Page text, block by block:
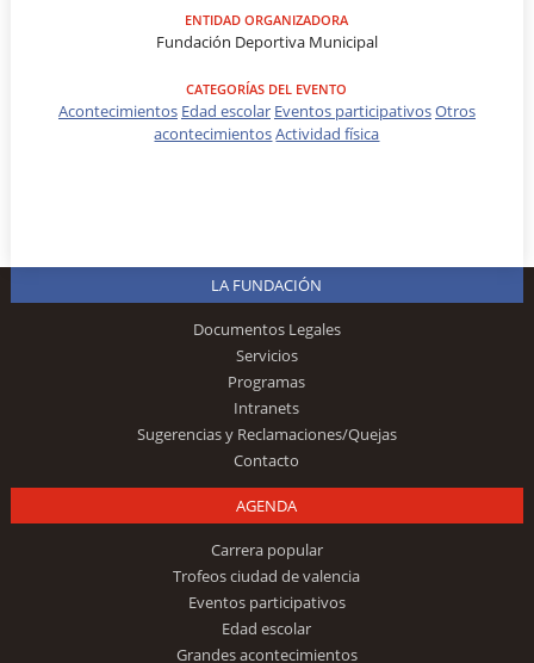
ENTIDAD ORGANIZADORA
Fundación Deportiva Municipal
CATEGORÍAS DEL EVENTO
Acontecimientos Edad escolar Eventos participativosOtros
acontecimientosActividad física
LA FUNDACIÓN
Documentos Legales
Servicios
Programas
Intranets
Sugerencias y Reclamaciones/Quejas
Contacto
AGENDA
Carrera popular
Trofeos ciudad de valencia
Eventos participativos
Edad escolar
Grandes acontecimientos